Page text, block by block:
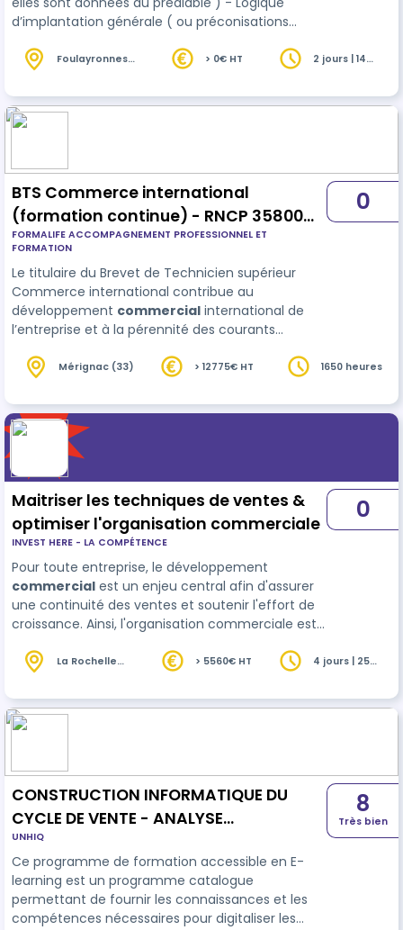
d’implantation générale ( ou préconisations
fréquemment posés par lesclients
Foulayronnes
> 0€ HT
2 jours | 14
BTS Commerce international
(formation continue) - RNCP 35800
(Date d'enregistrement : 22-07-2021)
FORMALIFE ACCOMPAGNEMENT PROFESSIONNEL ET
FORMATION
Le titulaire du Brevet de Technicien supérieur
Commerce international contribue au
développement commercial
l’entreprise et à la pérennité des courants
domaines suivants : - Développement de la
interculturel - Mise en œuvre des opérations int…
0
Mérignac (33) > 12775€ HT 1650 heures
Maitriser les techniques de ventes &
optimiser l'organisation commerciale
INVEST HERE - LA COMPÉTENCE
Pour toute entreprise, le développement
commercial est un enjeu central afin d'assurer
une continuité des ventes et soutenir l'effort de
croissance. Ainsi, l'organisation commerciale est
prendre en compte les caractéristiques propres à
0
La Rochelle
> 5560€ HT
4 jours | 25
CONSTRUCTION INFORMATIQUE DU
CYCLE DE VENTE - ANALYSE
INTELLIGENTE DU LEAD AU CLIENT
UNHIQ
Ce programme de formation accessible en E-
learning est un programme catalogue
permettant de fournir les connaissances et les
compétences nécessaires pour digitaliser les
8
Très bien